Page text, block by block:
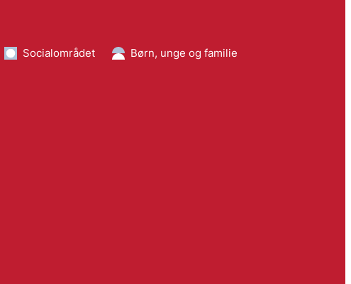
Socialområdet Børn, unge og familie